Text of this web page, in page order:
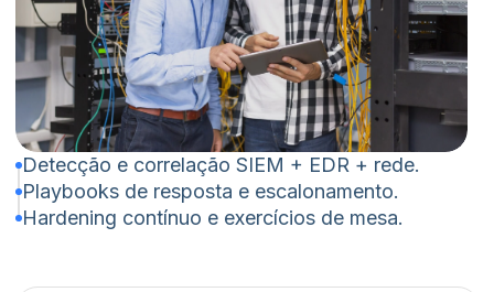
Detecção e correlação SIEM + EDR + rede.
Playbooks de resposta e escalonamento.
Hardening contínuo e exercícios de mesa.